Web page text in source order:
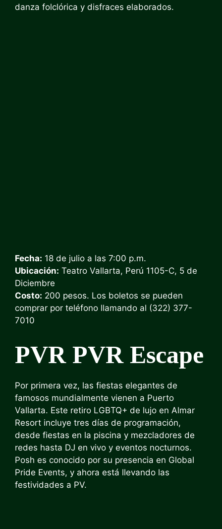
danza folclórica y disfraces elaborados.
Fecha: 18 de julio a las 7:00 p.m.
Ubicación: Teatro Vallarta, Perú 1105-C, 5 de
Diciembre
Costo: 200 pesos. Los boletos se pueden
comprar por teléfono llamando al (322) 377-
7010
PVR PVR Escape
Por primera vez, las fiestas elegantes de
famosos mundialmente vienen a Puerto
Vallarta. Este retiro LGBTQ+ de lujo en Almar
Resort incluye tres días de programación,
desde fiestas en la piscina y mezcladores de
redes hasta DJ en vivo y eventos nocturnos.
Posh es conocido por su presencia en Global
Pride Events, y ahora está llevando las
festividades a PV.